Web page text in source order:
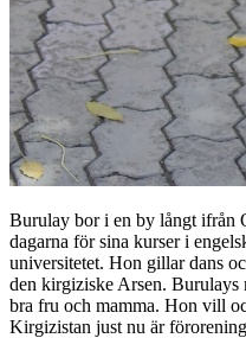
Burulay bor i en by långt ifrån
dagarna för sina kurser i
universitetet. Hon gillar dans
den kirgiziske Arsen. Burulays
bra fru och mamma. Hon vill
Kirgizistan just nu är